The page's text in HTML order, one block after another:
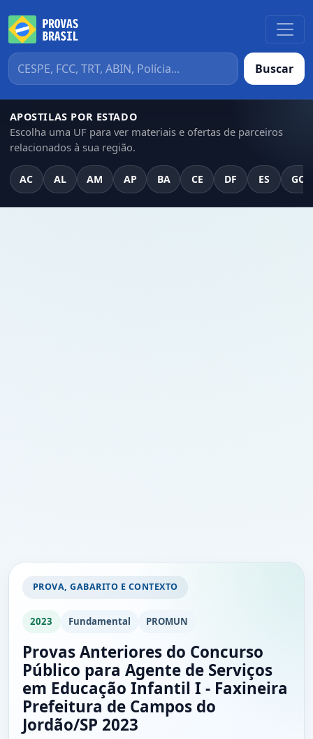
Buscar
APOSTILAS POR ESTADO
Escolha uma UF para ver materiais e ofertas de parceiros
relacionados à sua região.
AC AL AM AP BA CE DF ES GO
PROVA, GABARITO E CONTEXTO
2023 Fundamental PROMUN
Provas Anteriores do Concurso
Público para Agente de Serviços
em Educação Infantil I - Faxineira
Prefeitura de Campos do
Jordão/SP 2023